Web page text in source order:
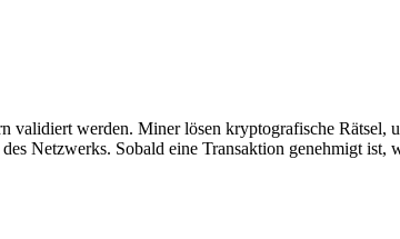
werden. Miner lösen kryptografische Rätsel,
Netzwerks. Sobald eine Transaktion genehmigt ist,